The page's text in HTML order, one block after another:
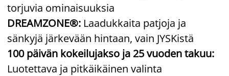
torjuvia ominaisuuksia
DREAMZONE®: Laadukkaita patjoja ja
sänkyjä järkevään hintaan, vain JYSKistä
100 päivän kokeilujakso ja 25 vuoden takuu:
Luotettava ja pitkäikäinen valinta